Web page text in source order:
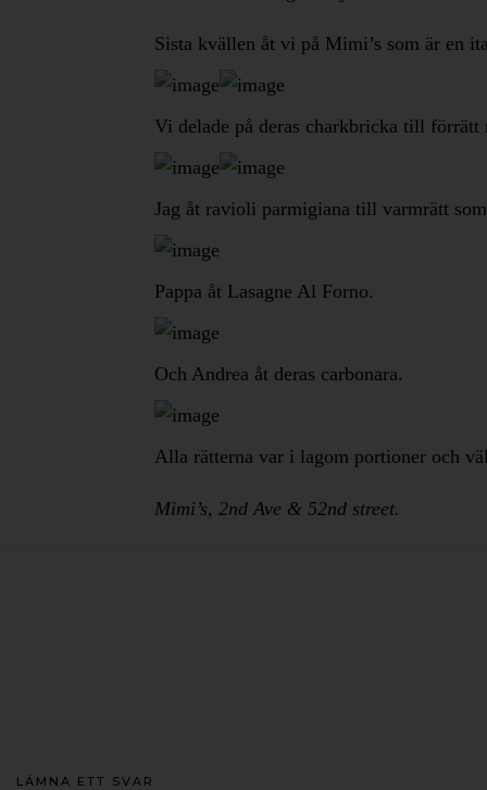
Sista kvällen åt vi på Mimi’s som är en
Vi delade på deras charkbricka till
Jag åt ravioli parmigiana till varmrätt
Pappa åt Lasagne Al Forno.
Och Andrea åt deras carbonara.
Alla rätterna var i lagom portioner och
Mimi’s, 2nd Ave & 52nd street.
LÄMNA ETT SVAR